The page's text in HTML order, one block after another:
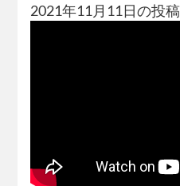
2021年11月11日の投稿